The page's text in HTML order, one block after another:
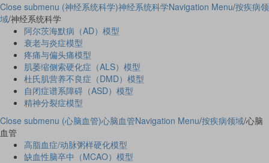
Close submenu (神经系统科学)神经系统科学Navigation Menu/按疾病领
域/神经系统科学
阿尔茨海默病（AD）模型
衰老与炎症模型
疼痛与偏头痛模型
肌萎缩侧索硬化症（ALS）模型
杜氏肌营养不良症（DMD）模型
自闭症谱系障碍（ASD）模型
精神分裂症模型
Close submenu (心脑血管)心脑血管Navigation Menu/按疾病领域/心脑
血管
高脂血症/动脉粥样硬化模型
缺血性脑卒中（MCAO）模型